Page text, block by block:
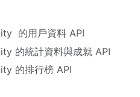
的用戶資料 API
的統計資料與成就 API
的排行榜 API